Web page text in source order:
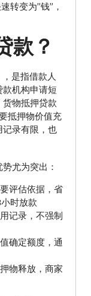
转变为”钱”，
款？
是指借款人
机构申请短
物抵押贷款
抵押物价值充
记录有限，也
尤为突出：
评估依据，省
时放款
记录，不强制
确定额度，通
物释放，商家